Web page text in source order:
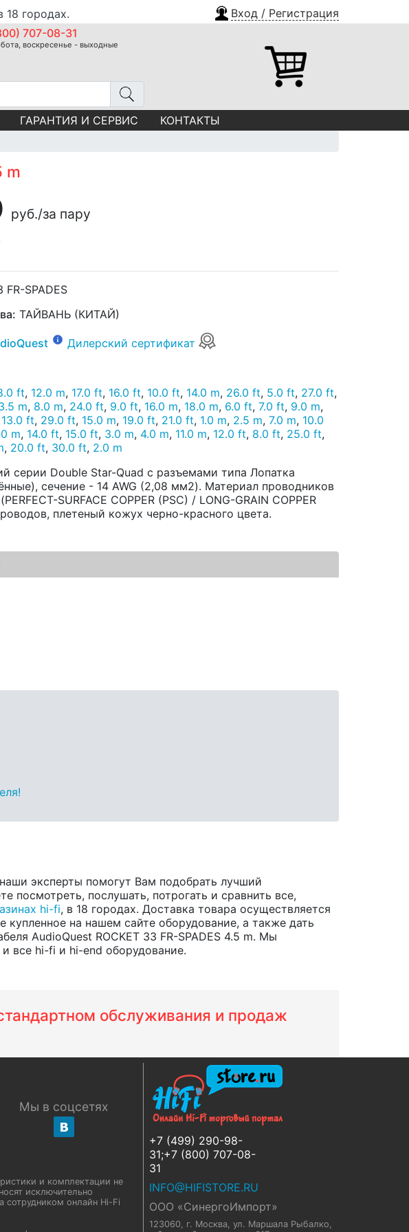
18 городах. Вход / Регистрация
707-08-31
воскресенье - выходные
ГАРАНТИЯ И СЕРВИС КОНТАКТЫ
m
руб./за пару
FR-SPADES
ТАЙВАНЬ (КИТАЙ)
Дилерский сертификат
ft, 12.0 m, 17.0 ft, 16.0 ft, 10.0 ft, 14.0 m, 26.0 ft, 5.0 ft, 27.0 ft,
m, 8.0 m, 24.0 ft, 9.0 ft, 16.0 m, 18.0 m, 6.0 ft, 7.0 ft, 9.0 m,
13.0 ft, 29.0 ft, 15.0 m, 19.0 ft, 21.0 ft, 1.0 m, 2.5 m, 7.0 m, 10.0
m, 14.0 ft, 15.0 ft, 3.0 m, 4.0 m, 11.0 m, 12.0 ft, 8.0 ft, 25.0 ft,
, 20.0 ft, 30.0 ft, 2.0 m
серии Double Star-Quad с разъемами типа Лопатка
сечение - 14 AWG (2,08 мм2). Материал проводников
SURFACE COPPER (PSC) / LONG-GRAIN COPPER
плетеный кожух черно-красного цвета.
эксперты помогут Вам подобрать лучший
посмотреть, послушать, потрогать и сравнить все,
hi-fi, в 18 городах. Доставка товара осуществляется
на нашем сайте оборудование, а также дать
AudioQuest ROCKET 33 FR-SPADES 4.5 m. Мы
все hi-fi и hi-end оборудование.
обслуживания и продаж
+7 (499) 290-98-
31;+7 (800) 707-08-
31
INFO@HIFISTORE.RU
ООО «СинергоИмпорт»
123060, г. Москва ул. Маршала Рыбалко,
Мы в соцсетях
и комплектации не
исключительно
сотрудником онлайн Hi-Fi